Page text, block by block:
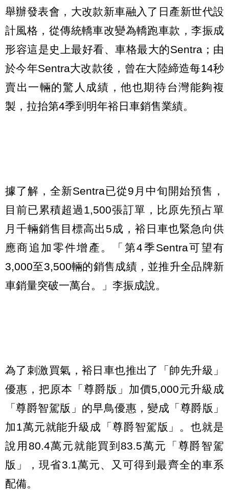
舉辦發表會，大改款新車融入了日產新世代設
計風格，從傳統轎車改變為轎跑車款，李振成
形容這是史上最好看、車格最大的Sentra；由
於今年Sentra大改款後，曾在大陸締造每14秒
賣出一輛的驚人成績，他也期待台灣能夠複
製，拉抬第4季到明年裕日車銷售業績。
據了解，全新Sentra已從9月中旬開始預售，
目前已累積超過1,500張訂單，比原先預占單
月千輛銷售目標高出5成，裕日車也緊急向供
應商追加零件增產。「第4季Sentra可望有
3,000至3,500輛的銷售成績，並推升全品牌新
車銷量突破一萬台。」李振成說。
為了刺激買氣，裕日車也推出了「帥先升級」
優惠，把原本「尊爵版」加價5,000元升級成
「尊爵智駕版」的早鳥優惠，變成「尊爵版」
加1萬元就能升級成「尊爵智駕版」。也就是
說用80.4萬元就能買到83.5萬元「尊爵智駕
版」，現省3.1萬元、又可得到最齊全的車系
配備。